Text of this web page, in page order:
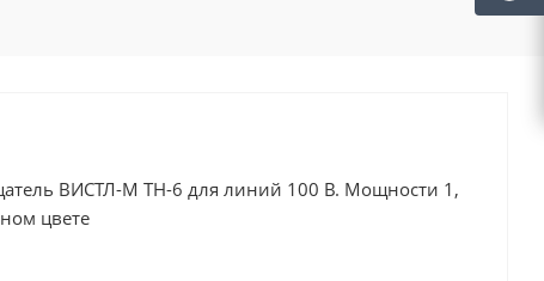
ВИСТЛ-М ТН-6 для линий 100 В. Мощности 1,
цвете